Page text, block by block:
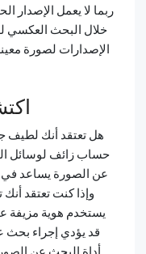
ربما لا يعمل الإصدار
خلال البحث العكسي
الإصدارات لصورة
هل تعتقد أنك
حساب زائف لوسائل
عن الصورة يساعد
وإذا كنت تعتقد
يستخدم هوية مزيفة
قد يؤدي إجراء بحث